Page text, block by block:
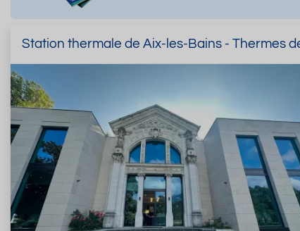
Station thermale de Aix-les-Bains - Thermes